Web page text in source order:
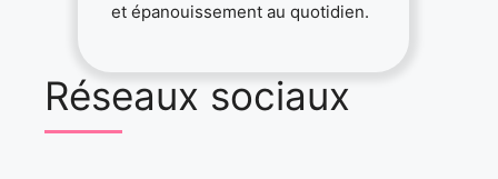
et épanouissement au quotidien.
Réseaux sociaux